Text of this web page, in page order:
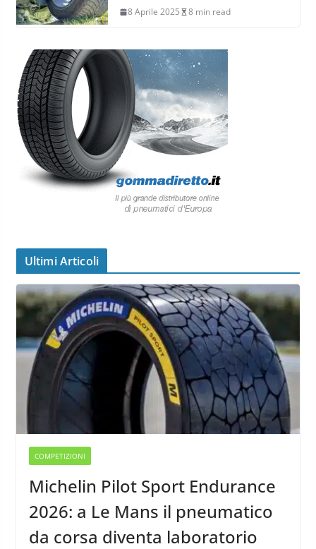
8 Aprile 2025 8 min read
Ultimi Articoli
COMPETIZIONI
Michelin Pilot Sport Endurance
2026: a Le Mans il pneumatico
da corsa diventa laboratorio